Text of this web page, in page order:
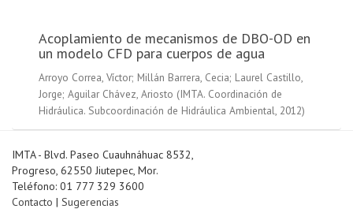
Acoplamiento de mecanismos de DBO-OD en
un modelo CFD para cuerpos de agua
Arroyo Correa, Víctor; Millán Barrera, Cecia; Laurel Castillo,
Jorge; Aguilar Chávez, Ariosto (IMTA. Coordinación de
Hidráulica. Subcoordinación de Hidráulica Ambiental, 2012)
IMTA - Blvd. Paseo Cuauhnáhuac 8532,
Progreso, 62550 Jiutepec, Mor.
Teléfono: 01 777 329 3600
Contacto | Sugerencias